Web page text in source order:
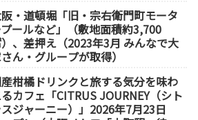
・道頓堀「旧・宗右衛門町モータ
ールなど」（敷地面積約3,700
、差押え（2023年3月 みんなで大
ん・グループが取得）
柑橘ドリンクと旅する気分を味わ
カフェ「CITRUS JOURNEY（シト
ジャーニー）」2026年7月23日